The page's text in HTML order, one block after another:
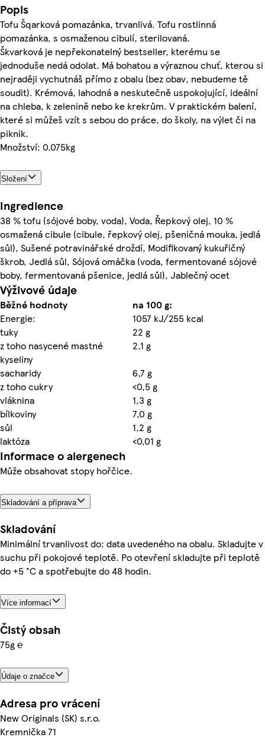
Popis
Tofu Šqarková pomazánka, trvanlivá. Tofu rostlinná
pomazánka, s osmaženou cibulí, sterilovaná.
Škvarková je nepřekonatelný bestseller, kterému se
jednoduše nedá odolat. Má bohatou a výraznou chuť, kterou si
nejraději vychutnáš přímo z obalu (bez obav, nebudeme tě
soudit). Krémová, lahodná a neskutečně uspokojující, ideální
na chleba, k zelenině nebo ke krekrům. V praktickém balení,
které si můžeš vzít s sebou do práce, do školy, na výlet či na
piknik.
Množství: 0.075kg
Složení
Ingredience
38 % tofu (sójové boby, voda), Voda, Řepkový olej, 10 %
osmažená cibule (cibule, řepkový olej, pšeničná mouka, jedlá
sůl), Sušené potravinářské droždí, Modifikovaný kukuřičný
škrob, Jedlá sůl, Sójová omáčka (voda, fermentované sójové
boby, fermentovaná pšenice, jedlá sůl), Jablečný ocet
Výživové údaje
Běžné hodnoty
na 100 g:
Energie:
1057 kJ/255 kcal
tuky
22 g
z toho nasycené mastné
kyseliny
2,1 g
sacharidy
6,7 g
z toho cukry
<0,5 g
vláknina
1,3 g
bílkoviny
7,0 g
sůl
1,2 g
laktóza
<0,01 g
Informace o alergenech
Může obsahovat stopy hořčice.
Skladování a příprava
Skladování
Minimální trvanlivost do: data uvedeného na obalu. Skladujte v
suchu při pokojové teplotě. Po otevření skladujte při teplotě
do +5 °C a spotřebujte do 48 hodin.
Více informací
Čistý obsah
75g ℮
Údaje o značce
Adresa pro vrácení
New Originals (SK) s.r.o.
Kremnička 71